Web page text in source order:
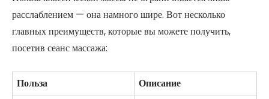
расслаблением — она намного шире. Вот несколько
главных преимуществ, которые вы можете получить,
посетив сеанс массажа:
Польза Описание